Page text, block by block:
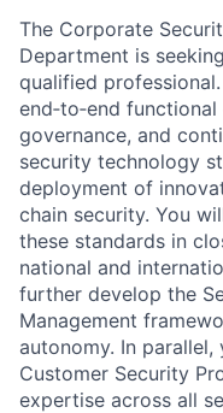
The Corporate
Department is
qualified
end‑to‑end
governance, and
security technology
deployment of
chain security. You
these standards in
national and
further develop the
Management
autonomy. In
Customer Security
expertise across all